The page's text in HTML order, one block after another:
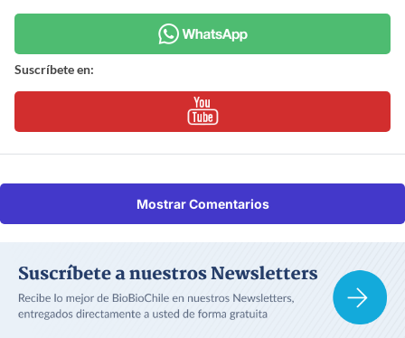
Suscríbete en:
Mostrar Comentarios